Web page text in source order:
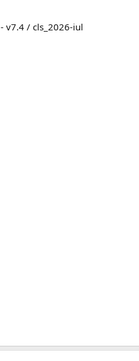
- v7.4 / cls_2026-iul